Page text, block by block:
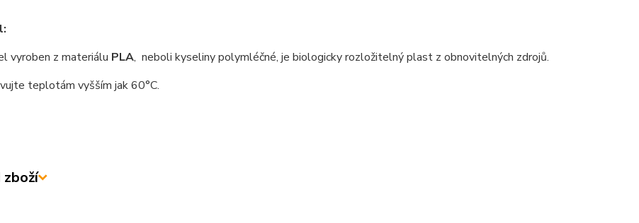
vyroben z materiálu PLA, neboli kyseliny polymléčné, je biologicky rozložitelný plast z obnovitelných zdrojů.
teplotám vyšším jak 60°C.
zboží